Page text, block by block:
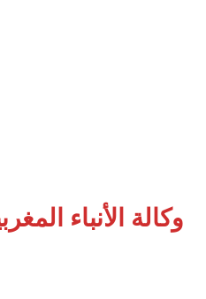
وكالة الأنباء